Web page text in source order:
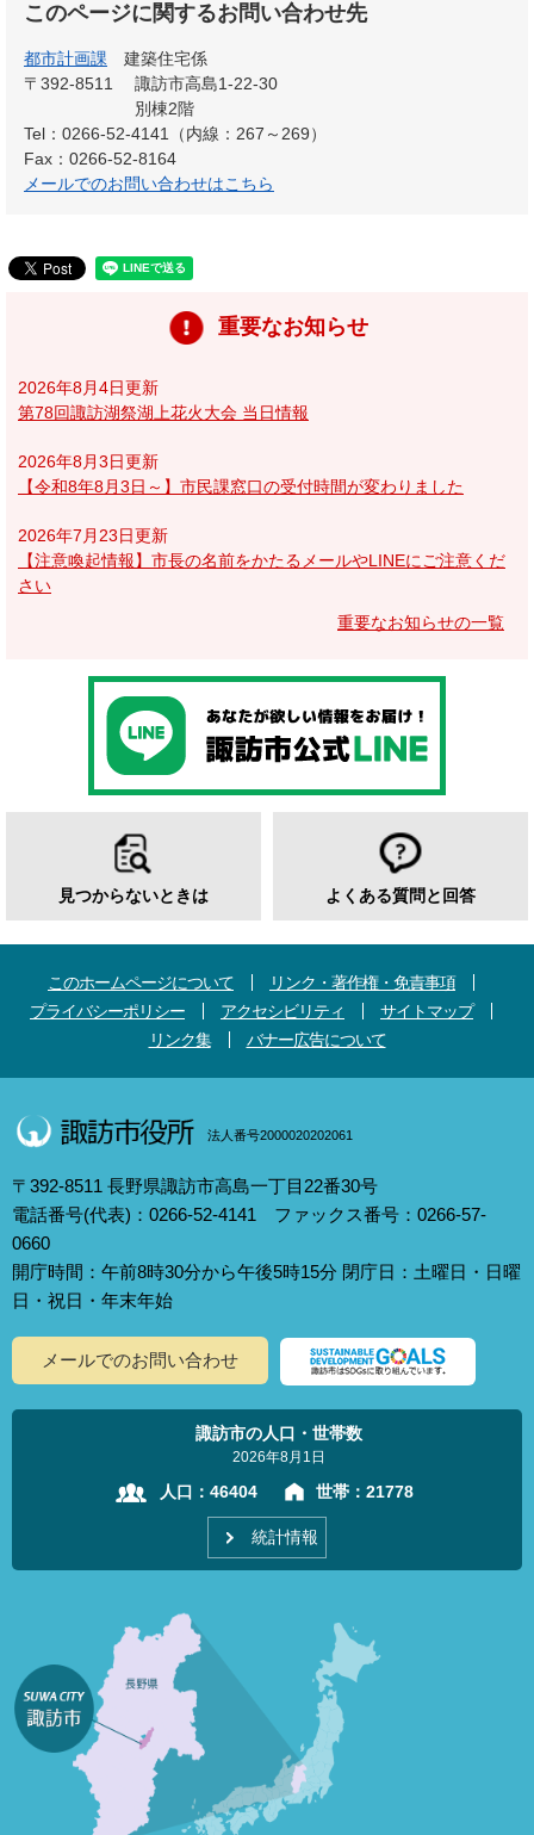
このページに関するお問い合わせ先
都市計画課
建築住宅係
〒392-8511
諏訪市高島1-22-30
別棟2階
Tel：0266-52-4141（内線：267～269）
Fax：0266-52-8164
メールでのお問い合わせはこちら
重要なお知らせ
2026年8月4日更新
第78回諏訪湖祭湖上花火大会 当日情報
2026年8月3日更新
【令和8年8月3日～】市民課窓口の受付時間が変わりました
2026年7月23日更新
【注意喚起情報】市長の名前をかたるメールやLINEにご注意くだ
さい
重要なお知らせの一覧
見つからないときは よくある質問と回答
このホームページについて
リンク・著作権・免責事項
プライバシーポリシー
アクセシビリティ
サイトマップ
リンク集
バナー広告について
法人番号2000020202061
〒392-8511 長野県諏訪市高島一丁目22番30号
電話番号(代表)：0266-52-4141 ファックス番号：0266-57-
0660
開庁時間：午前8時30分から午後5時15分 閉庁日：土曜日・日曜
日・祝日・年末年始
メールでのお問い合わせ
諏訪市の人口・世帯数
2026年8月1日
人口： 46404 世帯： 21778
統計情報